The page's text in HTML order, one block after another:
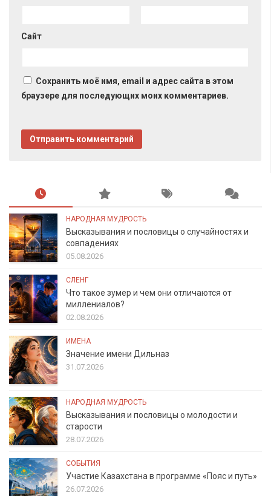
Сайт
Сохранить моё имя, email и адрес сайта в этом
браузере для последующих моих комментариев.
НАРОДНАЯ МУДРОСТЬ
Высказывания и пословицы о случайностях и
совпадениях
05.08.2026
СЛЕНГ
Что такое зумер и чем они отличаются от
миллениалов?
02.08.2026
ИМЕНА
Значение имени Дильназ
31.07.2026
НАРОДНАЯ МУДРОСТЬ
Высказывания и пословицы о молодости и
старости
28.07.2026
СОБЫТИЯ
Участие Казахстана в программе «Пояс и путь»
26.07.2026